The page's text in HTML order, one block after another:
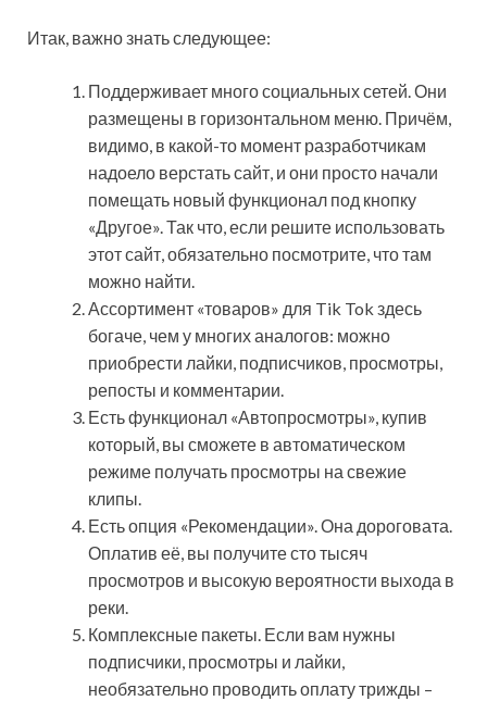
Итак, важно знать следующее:
Поддерживает много социальных сетей. Они
размещены в горизонтальном меню. Причём,
видимо, в какой-то момент разработчикам
надоело верстать сайт, и они просто начали
помещать новый функционал под кнопку
«Другое». Так что, если решите использовать
этот сайт, обязательно посмотрите, что там
можно найти.
Ассортимент «товаров» для Tik Tok здесь
богаче, чем у многих аналогов: можно
приобрести лайки, подписчиков, просмотры,
репосты и комментарии.
Есть функционал «Автопросмотры», купив
который, вы сможете в автоматическом
режиме получать просмотры на свежие
клипы.
Есть опция «Рекомендации». Она дороговата.
Оплатив её, вы получите сто тысяч
просмотров и высокую вероятности выхода в
реки.
Комплексные пакеты. Если вам нужны
подписчики, просмотры и лайки,
необязательно проводить оплату трижды –